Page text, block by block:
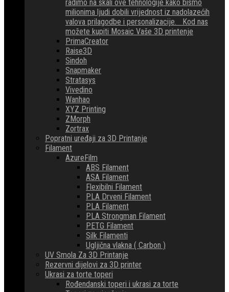
radimo na skali ove tehnologije kako bismo
milionima ljudi dobili vrijednost iz nadolazećih
valova prilagodbe i personalizacije. Kod nas
možete kupiti Mosaic Vaše 3D printenje
PrimaCreator
Raise3D
Sindoh
Snapmaker
Stratasys
Vivedino
Wanhao
XYZ Printing
ZMorph
Zortrax
Popratni uređaji za 3D Printanje
Filament
AzureFilm
ABS Filament
ASA Filament
Flexibilni Filament
PLA Drveni Filament
PLA Filament
PLA Strongman Filament
PETG Filament
Silk Filamenti
Ugljična vlakna ( Carbon )
UV Smola Za 3D Printanje
Rezervni dijelovi za 3D printer
Ukrasi za torte toperi
Rođendanski toperi i ukrasi za torte